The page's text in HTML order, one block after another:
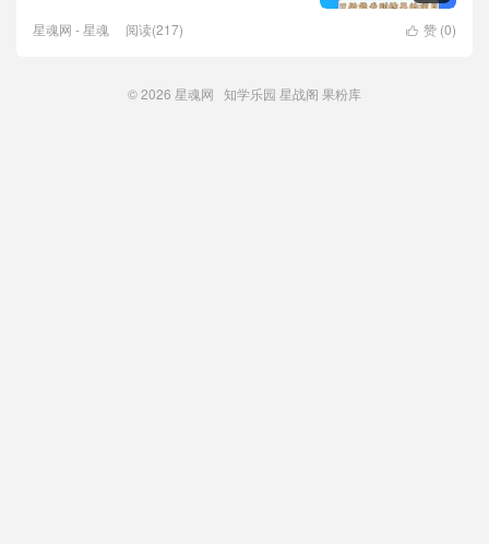
 赞 (0)
星魂网 - 星魂 阅读(217)
© 2026 星魂网 知学乐园 星战阁 果粉库